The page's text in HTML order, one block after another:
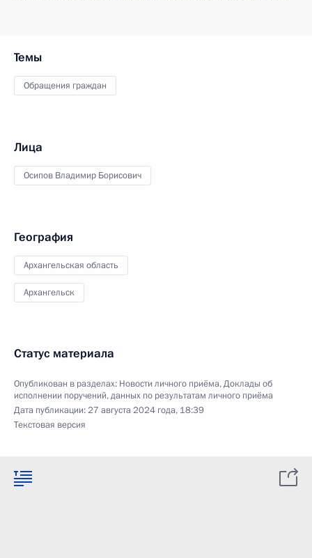
Темы
Обращения граждан
Лица
Осипов Владимир Борисович
География
Архангельская область
Архангельск
Статус материала
Опубликован в разделах: Новости личного приёма,Доклады об
исполнении поручений, данных по результатам личного приёма
Дата публикации:27 августа 2024 года, 18:39
Текстовая версия